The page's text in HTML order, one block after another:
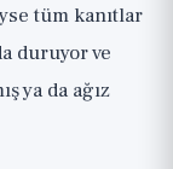
tüm kanıtlar
duruyor ve
ya da ağız